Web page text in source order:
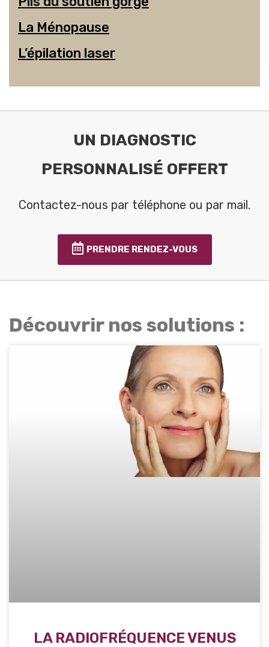
La Ménopause
L’épilation laser
UN DIAGNOSTIC
PERSONNALISÉ OFFERT
Contactez-nous par téléphone ou par mail.
PRENDRE RENDEZ-VOUS
Découvrir nos solutions :
LA RADIOFRÉQUENCE VENUS